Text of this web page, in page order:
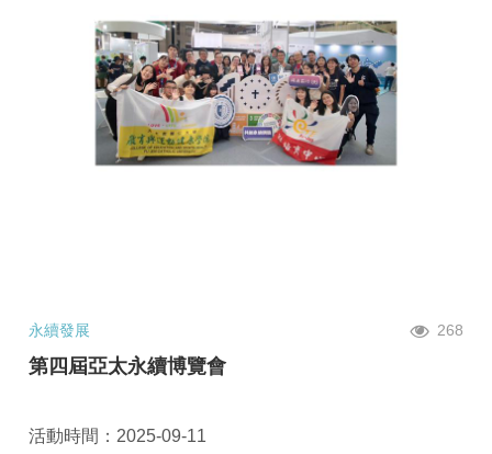
永續發展 268
第四屆亞太永續博覽會
活動時間：2025-09-11